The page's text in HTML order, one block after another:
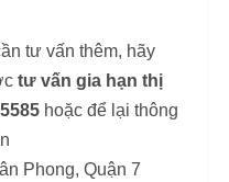
tư vấn thêm, hãy
tư vấn gia hạn thị
hoặc để lại thông
Phong, Quận 7